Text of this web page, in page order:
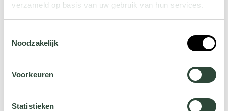
verzameld op basis van uw gebruik van hun services.
jehier.
Noodzakelijk
Voorkeuren
Statistieken